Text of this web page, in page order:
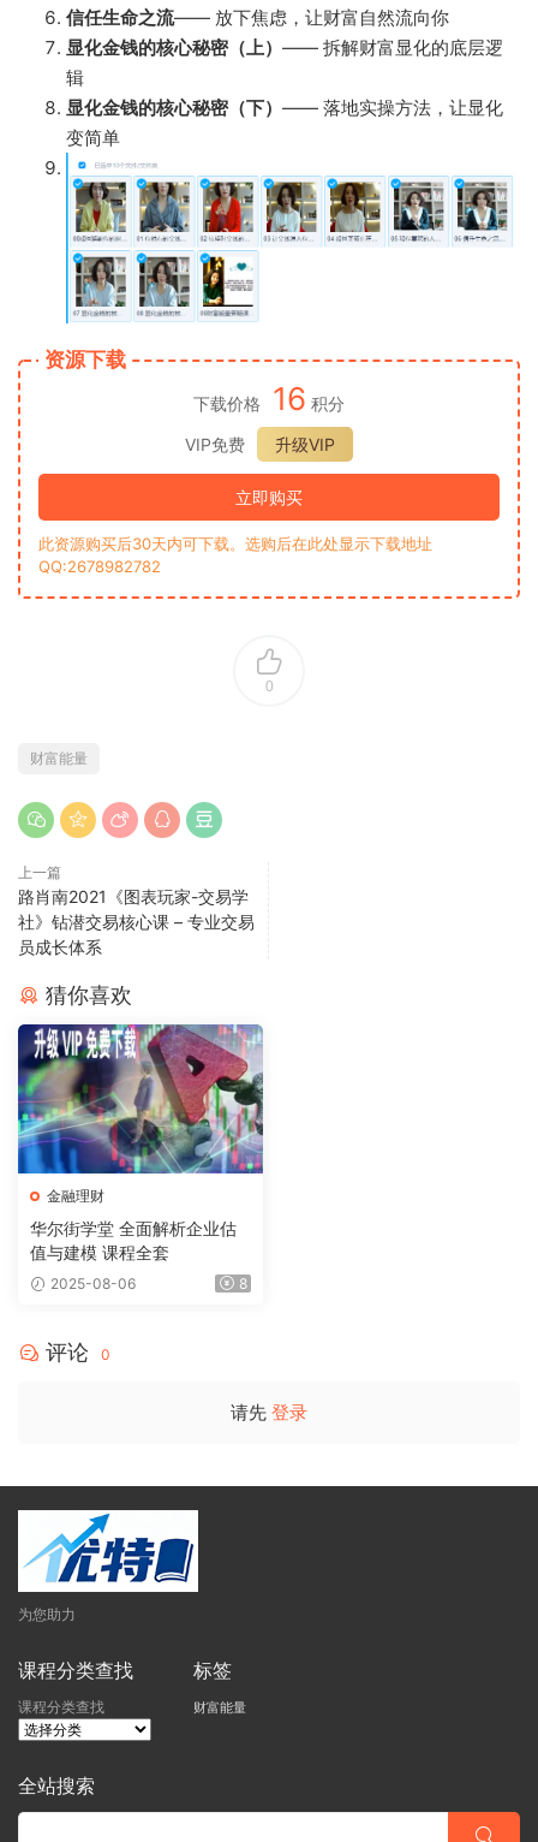
信任生命之流—— 放下焦虑，让财富自然流向你
显化金钱的核心秘密（上） —— 拆解财富显化的底层逻
辑
显化金钱的核心秘密（下） —— 落地实操方法，让显化
变简单
资源下载
下载价格 16 积分
VIP免费
升级VIP
立即购买
此资源购买后30天内可下载。选购后在此处显示下载地址
QQ:2678982782
0
财富能量
上一篇
路肖南2021《图表玩家-交易学
社》钻潜交易核心课 – 专业交易
员成长体系
猜你喜欢
金融理财
华尔街学堂 全面解析企业估
值与建模 课程全套
2025-08-06 8
评论 0
请先 登录
为您助力
课程分类查找
课程分类查找
标签
财富能量
全站搜索